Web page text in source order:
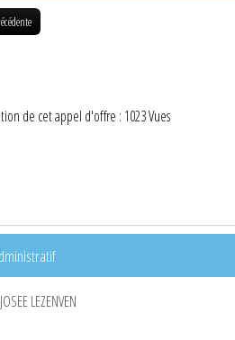
de cet appel d'offre : 1023 Vues
LEZENVEN